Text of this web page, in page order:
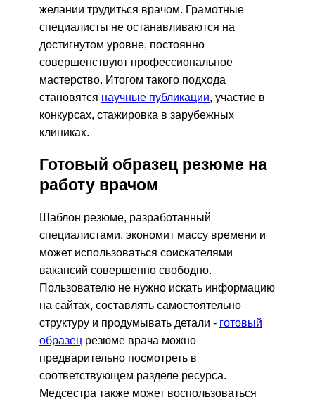
желании трудиться врачом. Грамотные
специалисты не останавливаются на
достигнутом уровне, постоянно
совершенствуют профессиональное
мастерство. Итогом такого подхода
становятся научные публикации, участие в
конкурсах, стажировка в зарубежных
клиниках.
Готовый образец резюме на
работу врачом
Шаблон резюме, разработанный
специалистами, экономит массу времени и
может использоваться соискателями
вакансий совершенно свободно.
Пользователю не нужно искать информацию
на сайтах, составлять самостоятельно
структуру и продумывать детали - готовый
образец резюме врача можно
предварительно посмотреть в
соответствующем разделе ресурса.
Медсестра также может воспользоваться